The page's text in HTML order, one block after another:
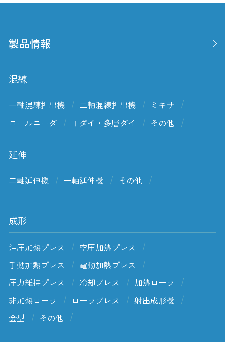
製品情報
混練
一軸混練押出機 二軸混練押出機
ミキサ
ロールニーダ
Ｔダイ・多層ダイ その他
延伸
二軸延伸機 一軸延伸機 その他
成形
油圧加熱プレス
空圧加熱プレス
手動加熱プレス
電動加熱プレス
圧力維持プレス
冷却プレス
加熱ローラ
非加熱ローラ
ローラプレス
射出成形機
金型
その他